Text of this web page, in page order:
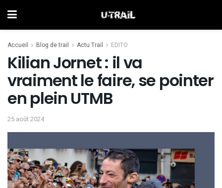
Accueil Blog de trail Actu Trail EDITO
Kilian Jornet : il va
vraiment le faire, se pointer
en plein UTMB
25 août 2024